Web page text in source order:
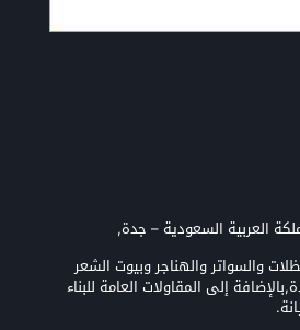
العربية السعودية – جدة,
والسواتر والهناجر وبيوت الشعر
إلى المقاولات العامة للبناء